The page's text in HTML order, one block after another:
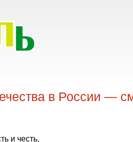
в России —
и честь,